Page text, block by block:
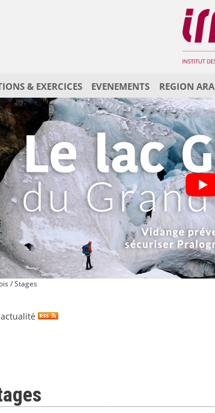
& EXERCICES EVENEMENTS REGION ARA
/ Stages